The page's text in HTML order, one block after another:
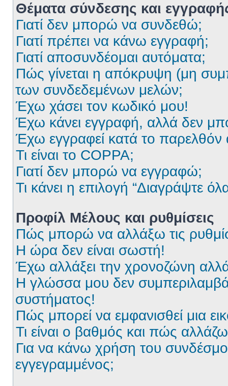
Θέματα σύνδεσης και
Γιατί δεν μπορώ να συνδεθώ;
Γιατί πρέπει να κάνω εγγραφή;
Γιατί αποσυνδέομαι αυτόματα;
Πώς γίνεται η απόκρυψη (μη
των συνδεδεμένων μελών;
Έχω χάσει τον κωδικό μου!
Έχω κάνει εγγραφή, αλλά δεν
Έχω εγγραφεί κατά το
Τι είναι το COPPA;
Γιατί δεν μπορώ να εγγραφώ;
Τι κάνει η επιλογή “Διαγράψτε
Προφίλ Μέλους και ρυθμίσεις
Πώς μπορώ να αλλάξω τις
Η ώρα δεν είναι σωστή!
Έχω αλλάξει την χρονοζώνη
Η γλώσσα μου δεν
συστήματος!
Πώς μπορεί να εμφανισθεί μια
Τι είναι ο βαθμός και πώς
Για να κάνω χρήση του
εγγεγραμμένος;